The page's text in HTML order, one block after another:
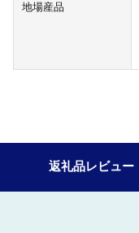
地場産品
返礼品レビュー